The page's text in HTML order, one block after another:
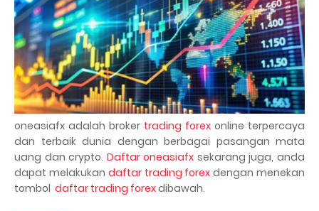
oneasiafx adalah broker trading forex online terpercaya
dan terbaik dunia dengan berbagai pasangan mata
uang dan crypto. Daftar oneasiafx sekarang juga, anda
dapat melakukan daftar trading forex dengan menekan
tombol daftar trading forexdibawah.